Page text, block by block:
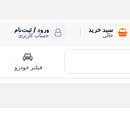
سبد خرید
خالی
ورود / ثبت‌نام
حساب کاربری
فیلتر خودرو